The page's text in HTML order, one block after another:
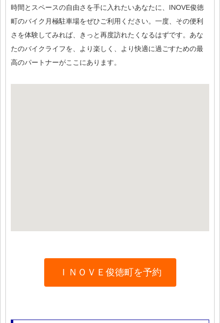
時間とスペースの自由さを手に入れたいあなたに、INOVE俊徳
町のバイク月極駐車場をぜひご利用ください。一度、その便利
さを体験してみれば、きっと再度訪れたくなるはずです。あな
たのバイクライフを、より楽しく、より快適に過ごすための最
高のパートナーがここにあります。
ＩＮＯＶＥ俊徳町を予約